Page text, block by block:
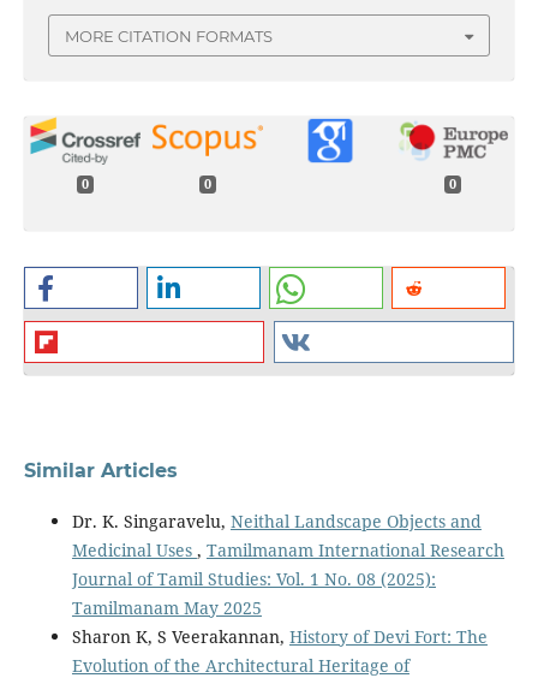
MORE CITATION FORMATS
0 0 0
Similar Articles
Dr. K. Singaravelu, Neithal Landscape Objects and
Medicinal Uses , Tamilmanam International Research
Journal of Tamil Studies: Vol. 1 No. 08 (2025):
Tamilmanam May 2025
Sharon K, S Veerakannan, History of Devi Fort: The
Evolution of the Architectural Heritage of